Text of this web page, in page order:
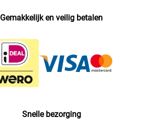
Gemakkelijk en veilig betalen
Snelle bezorging